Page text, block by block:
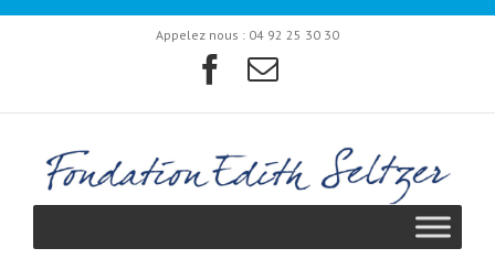
Appelez nous : 04 92 25 30 30